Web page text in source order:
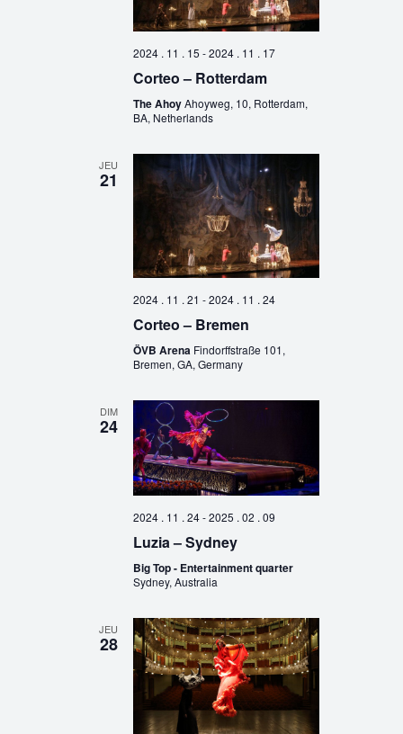
2024 . 11 . 15 -2024 . 11 . 17
Corteo – Rotterdam
The AhoyAhoyweg, 10, Rotterdam,
BA, Netherlands
JEU
21
2024 . 11 . 21 -2024 . 11 . 24
Corteo – Bremen
ÖVB Arena Findorffstraße 101,
Bremen, GA, Germany
DIM
24
2024 . 11 . 24-2025 . 02 . 09
Luzia – Sydney
Big Top - Entertainment quarter
Sydney, Australia
JEU
28